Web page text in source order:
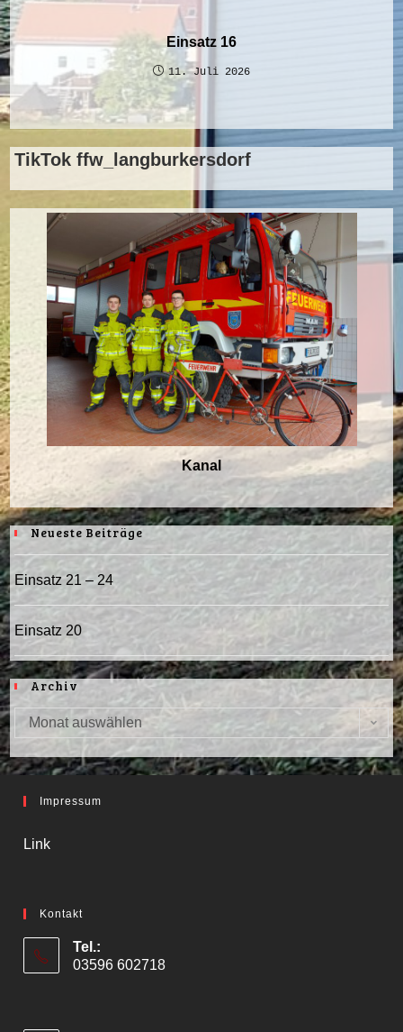
Einsatz 16
11. Juli 2026
TikTok ffw_langburkersdorf
Kanal
Neueste Beiträge
Einsatz 21 – 24
Einsatz 20
Archiv
Archiv
Monat auswählen
Impressum
Link
Kontakt
Tel.:
03596 602718